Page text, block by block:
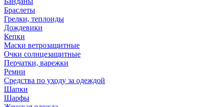
Браслеты
Грелки, теплоиды
Дождевики
Кепки
Маски ветрозащитные
Очки солнцезащитные
Перчатки, варежки
Ремни
Средства по уходу за одеждой
Шапки
Шарфы